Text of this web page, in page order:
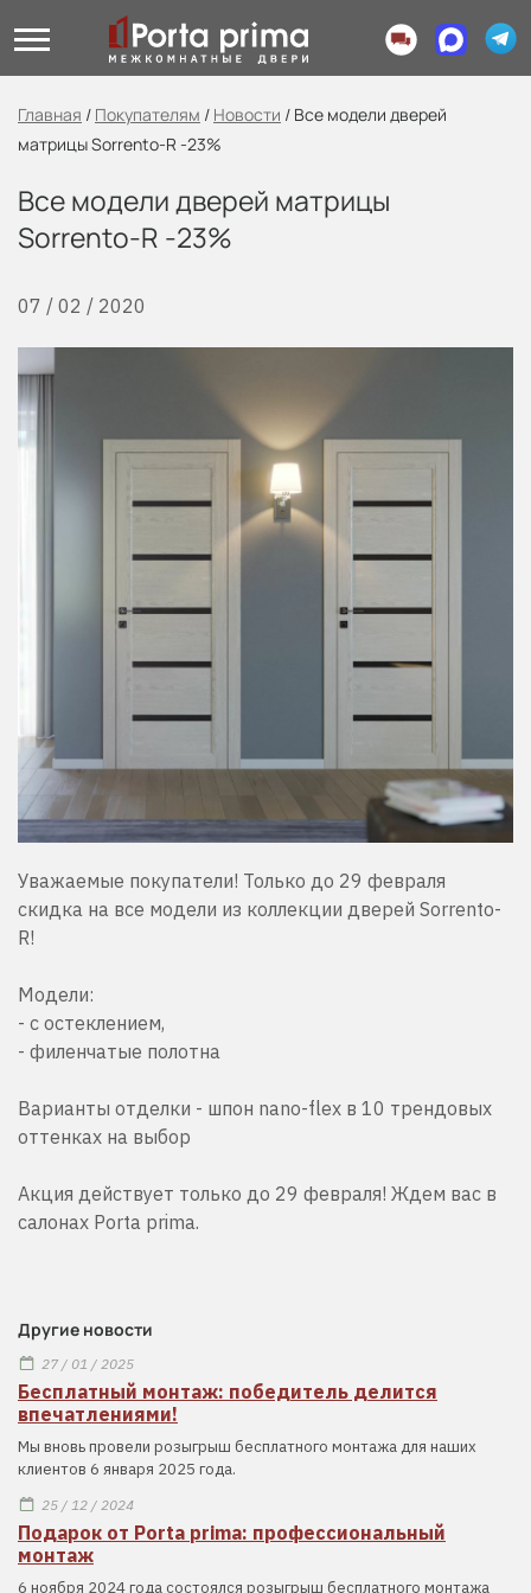
Главная / Покупателям / Новости / Все модели дверей
матрицы Sorrento-R -23%
Все модели дверей матрицы
Sorrento-R -23%
07 / 02 / 2020
Уважаемые покупатели! Только до 29 февраля
скидка на все модели из коллекции дверей Sorrento-
R!
Модели:
- с остеклением,
- филенчатые полотна
Варианты отделки - шпон nano-flex в 10 трендовых
оттенках на выбор
Акция действует только до 29 февраля! Ждем вас в
салонах Porta prima.
Другие новости
27 / 01 / 2025
Бесплатный монтаж: победитель делится
впечатлениями!
Мы вновь провели розыгрыш бесплатного монтажа для наших
клиентов 6 января 2025 года.
25 / 12 / 2024
Подарок от Porta prima: профессиональный
монтаж
6 ноября 2024 года состоялся розыгрыш бесплатного монтажа